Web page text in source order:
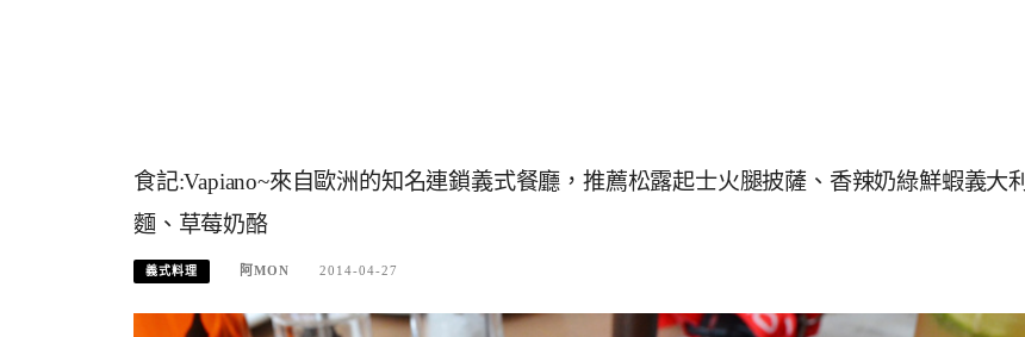
食記:Vapiano~來自歐洲的知名連鎖義式餐廳，推薦松露起士火腿披薩、香辣奶綠鮮蝦義大利
麵、草莓奶酪
義式料理 阿MON 2014-04-27